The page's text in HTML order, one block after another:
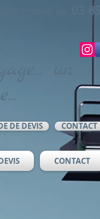
03
un
DE DEVIS CONTACT
CONTACT